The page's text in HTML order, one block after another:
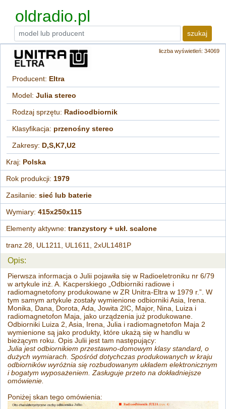
oldradio.pl
szukaj
liczba wyświetleń: 34069
Producent: Eltra
Model:Julia stereo
Rodzaj sprzętu: Radioodbiornik
Klasyfikacja: przenośny stereo
Zakresy: D,S,K7,U2
Kraj: Polska
Rok produkcji: 1979
Zasilanie:sieć lub baterie
Wymiary:415x250x115
Elementy aktywne:tranzystory + ukł. scalone
tranz.28, UL1211, UL1611, 2xUL1481P
Opis:
Pierwsza informacja o Julii pojawiła się w Radioeletroniku nr 6/79
w artykule inż. A. Kacperskiego „Odbiorniki radiowe i
radiomagnetofony produkowane w ZR Unitra-Eltra w 1979 r.”. W
tym samym artykule zostały wymienione odbiorniki Asia, Irena.
Monika, Dana, Dorota, Ada, Jowita 2IC, Major, Nina, Luiza i
radiomagnetofon Maja, jako urządzenia już produkowane.
Odbiorniki Luiza 2, Asia, Irena, Julia i radiomagnetofon Maja 2
wymienione są jako produkty, które ukażą się w handlu w
bieżącym roku. Opis Julii jest tam następujący:
Julia jest odbiornikiem przestawno-domowym klasy standard, o
dużych wymiarach. Spośród dotychczas produkowanych w kraju
odbiorników wyróżnia się rozbudowanym układem elektronicznym
i bogatym wyposażeniem. Zasługuje przeto na dokładniejsze
omówienie.
Poniżej skan tego omówienia: